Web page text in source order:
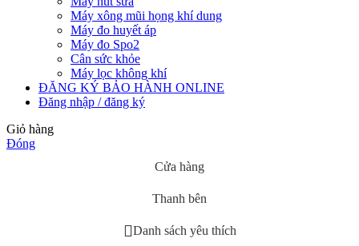
Máy xông mũi họng khí dung
Máy đo huyết áp
Máy đo Spo2
Cân sức khỏe
Máy lọc không khí
ĐĂNG KÝ BẢO HÀNH ONLINE
Đăng nhập / đăng ký
Giỏ hàng
Đóng
Cửa hàng
Thanh bên
Danh sách yêu thích